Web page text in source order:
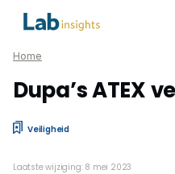
Home
Dupa’s ATEX
Veiligheid
Laatste wijziging: 8 mei 2023